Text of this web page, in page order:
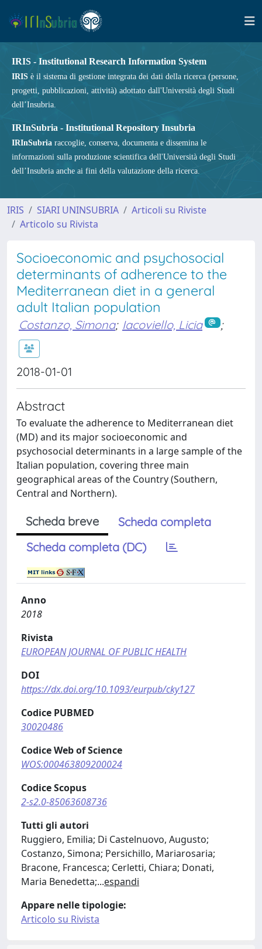
IRIS - Institutional Research Information System
IRIS è il sistema di gestione integrata dei dati della ricerca (persone,
progetti, pubblicazioni, attività) adottato dall'Università degli Studi
dell’Insubria.
IRInSubria - Institutional Repository Insubria
IRInSubria raccoglie, conserva, documenta e dissemina le
informazioni sulla produzione scientifica dell'Università degli Studi
dell’Insubria anche ai fini della valutazione della ricerca.
IRIS SIARI UNINSUBRIA
Articoli su Riviste
Articolo su Rivista
Socioeconomic and psychosocial
determinants of adherence to the
Mediterranean diet in a general
adult Italian population
Costanzo, Simona; Iacoviello, Licia ;
2018-01-01
Abstract
To evaluate the adherence to Mediterranean diet
(MD) and its major socioeconomic and
psychosocial determinants in a large sample of the
Italian population, covering three main
geographical areas of the Country (Southern,
Central and Northern).
Scheda breve
Scheda completa
Scheda completa (DC)
Anno
2018
Rivista
EUROPEAN JOURNAL OF PUBLIC HEALTH
DOI
https://dx.doi.org/10.1093/eurpub/cky127
Codice PUBMED
30020486
Codice Web of Science
WOS:000463809200024
Codice Scopus
2-s2.0-85063608736
Tutti gli autori
Ruggiero, Emilia; Di Castelnuovo, Augusto;
Costanzo, Simona; Persichillo, Mariarosaria;
Bracone, Francesca; Cerletti, Chiara; Donati,
Maria Benedetta;...espandi
Appare nelle tipologie:
Articolo su Rivista